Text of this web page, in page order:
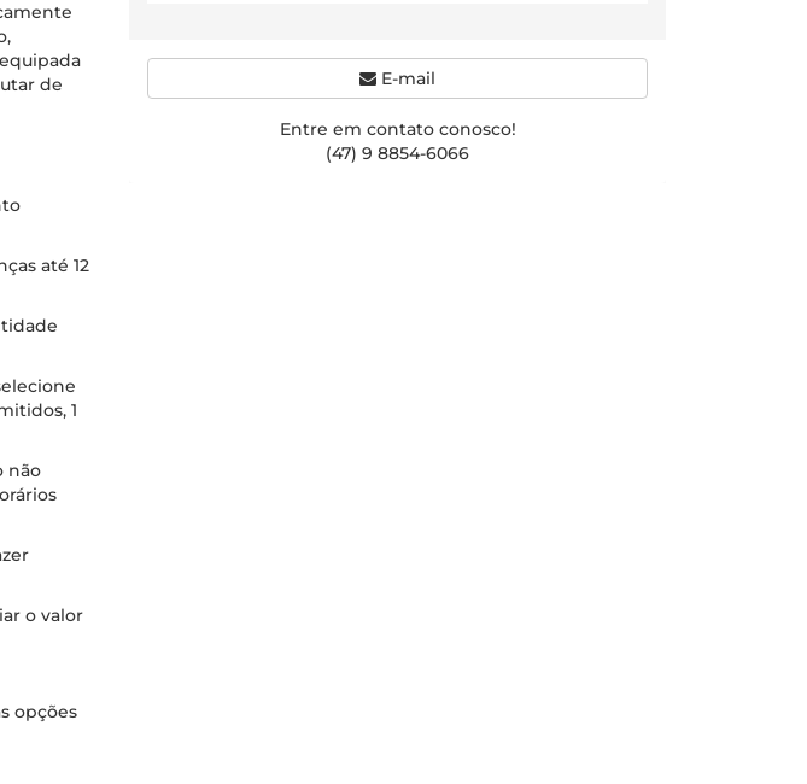
de
até 12
1
não
o valor
opções
E-mail
Entre em contato conosco!
(47) 9 8854-6066